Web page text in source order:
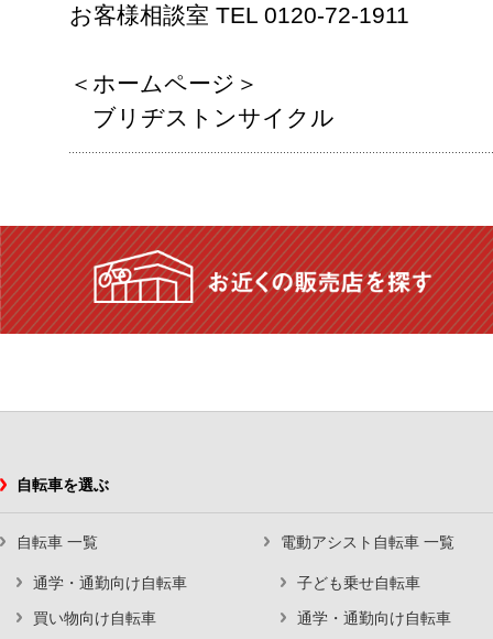
お客様相談室 TEL 0120-72-1911
＜ホームページ＞
ブリヂストンサイクル
自転車を選ぶ
自転車 一覧
通学・通勤向け自転車
買い物向け自転車
電動アシスト自転車 一覧
子ども乗せ自転車
通学・通勤向け自転車